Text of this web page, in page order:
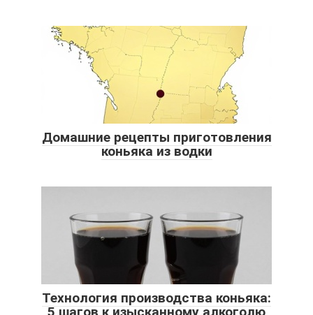
Домашние рецепты приготовления
коньяка из водки
Технология производства коньяка: